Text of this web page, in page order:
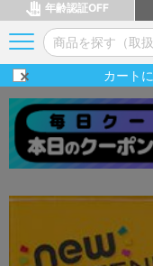
年齢認証OFF
カートに